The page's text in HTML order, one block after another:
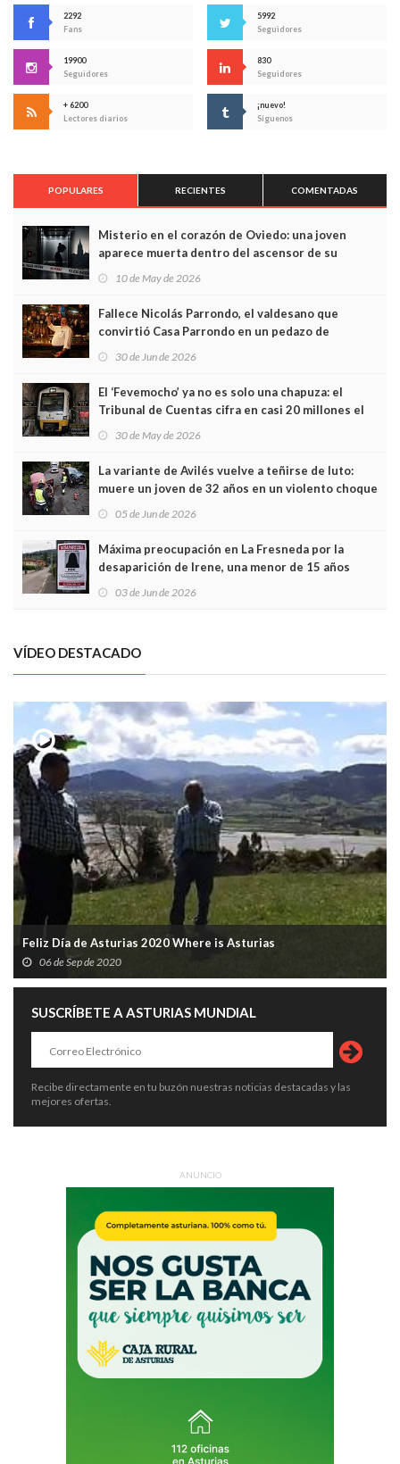
2292
Fans
5992
Seguidores
19900
Seguidores
830
Seguidores
+ 6200
Lectores diarios
¡nuevo!
Síguenos
POPULARES RECIENTES COMENTADAS
Misterio en el corazón de Oviedo: una joven
aparece muerta dentro del ascensor de su
edificio y las cámaras captan sus últimos minutos
10 de May de 2026
Fallece Nicolás Parrondo, el valdesano que
convirtió Casa Parrondo en un pedazo de
Asturias en Madrid
30 de Jun de 2026
El ‘Fevemocho’ ya no es solo una chapuza: el
Tribunal de Cuentas cifra en casi 20 millones el
sobrecoste de los trenes que no cabían por los
30 de May de 2026
La variante de Avilés vuelve a teñirse de luto:
muere un joven de 32 años en un violento choque
frontal
05 de Jun de 2026
Máxima preocupación en La Fresneda por la
desaparición de Irene, una menor de 15 años
03 de Jun de 2026
VÍDEO DESTACADO
Feliz Día de Asturias 2020 Where is Asturias
06 de Sep de 2020
SUSCRÍBETE A ASTURIAS MUNDIAL
Recibe directamente en tu buzón nuestras noticias destacadas y las
mejores ofertas.
ANUNCIO